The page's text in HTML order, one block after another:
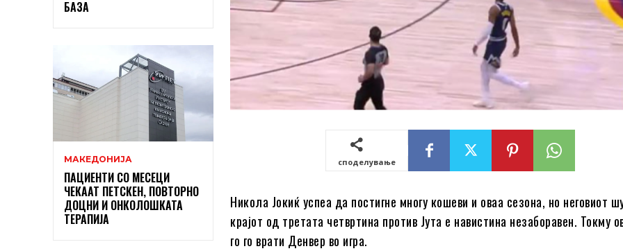
БАЗА
МАКЕДОНИЈА
ПАЦИЕНТИ СО МЕСЕЦИ
ЧЕКААТ ПЕТСКЕН, ПОВТОРНО
ДОЦНИ И ОНКОЛОШКАТА
ТЕРАПИЈА
споделување
Никола Јокиќ успеа да постигне многу кошеви и оваа сезона, но неговиот
крајот од третата четвртина против Јута е навистина незаборавен. Токму
го го врати Денвер во игра.